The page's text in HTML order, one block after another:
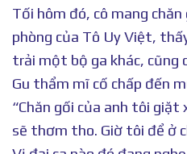
Tối hôm đó, cô mang
phòng của Tô Uy Việt,
trải một bộ ga khác, cũng
Gu thẩm mĩ cố chấp đến
“Chăn gối của anh tôi giặt
sẽ thơm tho. Giờ tôi để ở